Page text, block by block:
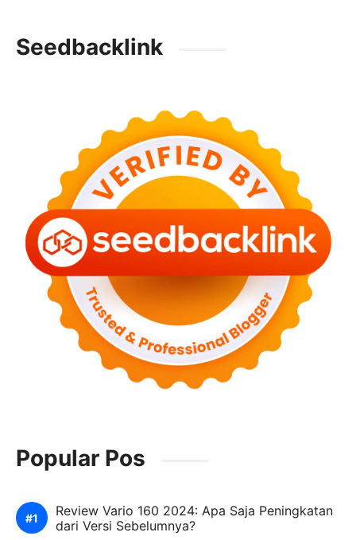
Seedbacklink
Popular Pos
Review Vario 160 2024: Apa Saja Peningkatan
dari Versi Sebelumnya?